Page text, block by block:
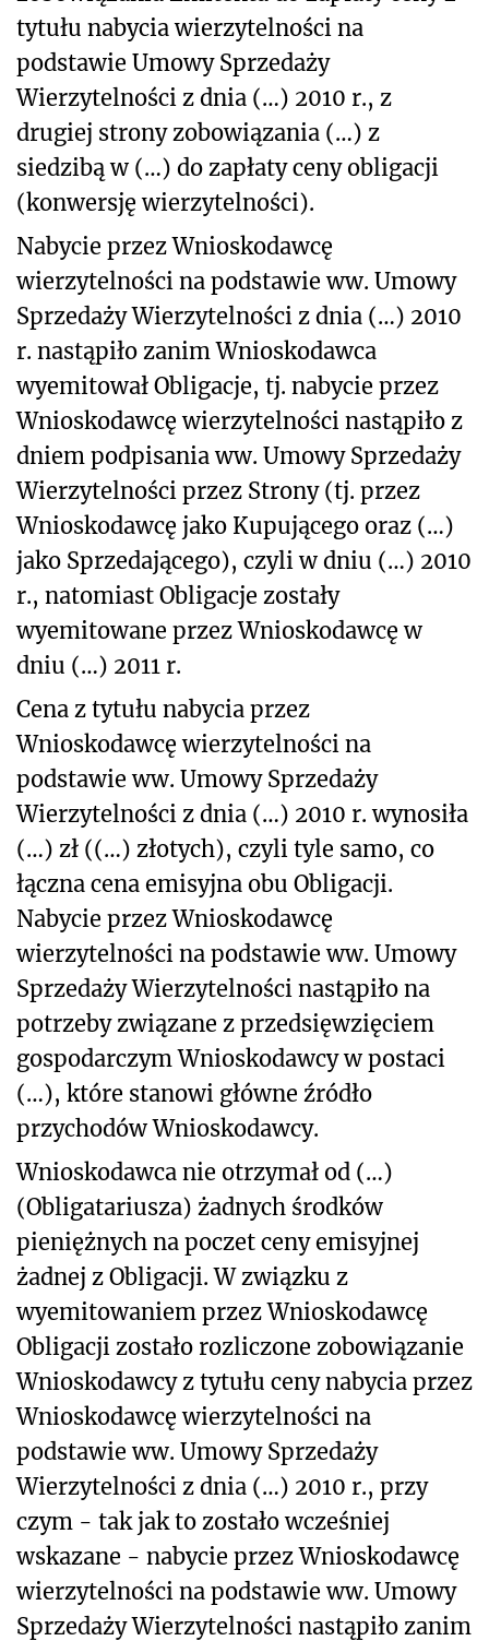
tytułu nabycia wierzytelności na
podstawie Umowy Sprzedaży
Wierzytelności z dnia (…) 2010 r., z
drugiej strony zobowiązania (…) z
siedzibą w (…) do zapłaty ceny obligacji
(konwersję wierzytelności).
Nabycie przez Wnioskodawcę
wierzytelności na podstawie ww. Umowy
Sprzedaży Wierzytelności z dnia (…) 2010
r. nastąpiło zanim Wnioskodawca
wyemitował Obligacje, tj. nabycie przez
Wnioskodawcę wierzytelności nastąpiło z
dniem podpisania ww. Umowy Sprzedaży
Wierzytelności przez Strony (tj. przez
Wnioskodawcę jako Kupującego oraz (…)
jako Sprzedającego), czyli w dniu (…) 2010
r., natomiast Obligacje zostały
wyemitowane przez Wnioskodawcę w
dniu (…) 2011 r.
Cena z tytułu nabycia przez
Wnioskodawcę wierzytelności na
podstawie ww. Umowy Sprzedaży
Wierzytelności z dnia (…) 2010 r. wynosiła
(…) zł ((…) złotych), czyli tyle samo, co
łączna cena emisyjna obu Obligacji.
Nabycie przez Wnioskodawcę
wierzytelności na podstawie ww. Umowy
Sprzedaży Wierzytelności nastąpiło na
potrzeby związane z przedsięwzięciem
gospodarczym Wnioskodawcy w postaci
(…), które stanowi główne źródło
przychodów Wnioskodawcy.
Wnioskodawca nie otrzymał od (…)
(Obligatariusza) żadnych środków
pieniężnych na poczet ceny emisyjnej
żadnej z Obligacji. W związku z
wyemitowaniem przez Wnioskodawcę
Obligacji zostało rozliczone zobowiązanie
Wnioskodawcy z tytułu ceny nabycia przez
Wnioskodawcę wierzytelności na
podstawie ww. Umowy Sprzedaży
Wierzytelności z dnia (…) 2010 r., przy
czym - tak jak to zostało wcześniej
wskazane - nabycie przez Wnioskodawcę
wierzytelności na podstawie ww. Umowy
Sprzedaży Wierzytelności nastąpiło zanim